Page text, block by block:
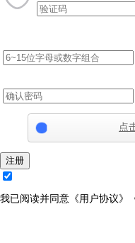
点
注册
我已阅读并同意 《用户协议》